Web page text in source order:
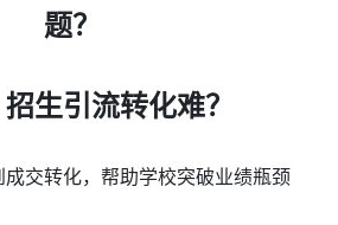
题？
生引流转化难？
交转化，帮助学校突破业绩瓶颈